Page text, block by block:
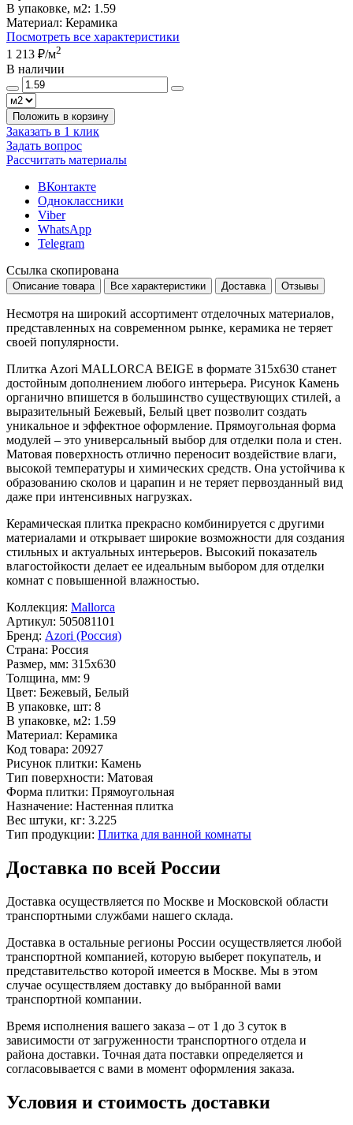
В упаковке, м2: 1.59
Материал: Керамика
Посмотреть все характеристики
1 213 ₽/м2
В наличии
Положить в корзину
Заказать в 1 клик
Задать вопрос
Рассчитать материалы
ВКонтакте
Одноклассники
Viber
WhatsApp
Telegram
Ссылка скопирована
Описание товара Все характеристики Доставка Отзывы
Несмотря на широкий ассортимент отделочных материалов,
представленных на современном рынке, керамика не теряет
своей популярности.
Плитка Azori MALLORCA BEIGE в формате 315x630 станет
достойным дополнением любого интерьера. Рисунок Камень
органично впишется в большинство существующих стилей, а
выразительный Бежевый, Белый цвет позволит создать
уникальное и эффектное оформление. Прямоугольная форма
модулей – это универсальный выбор для отделки пола и стен.
Матовая поверхность отлично переносит воздействие влаги,
высокой температуры и химических средств. Она устойчива к
образованию сколов и царапин и не теряет первозданный вид
даже при интенсивных нагрузках.
Керамическая плитка прекрасно комбинируется с другими
материалами и открывает широкие возможности для создания
стильных и актуальных интерьеров. Высокий показатель
влагостойкости делает ее идеальным выбором для отделки
комнат с повышенной влажностью.
Коллекция: Mallorca
Артикул: 505081101
Бренд: Azori (Россия)
Страна: Россия
Размер, мм: 315x630
Толщина, мм: 9
Цвет: Бежевый, Белый
В упаковке, шт: 8
В упаковке, м2: 1.59
Материал: Керамика
Код товара: 20927
Рисунок плитки: Камень
Тип поверхности: Матовая
Форма плитки: Прямоугольная
Назначение: Настенная плитка
Вес штуки, кг: 3.225
Тип продукции: Плитка для ванной комнаты
Доставка по всей России
Доставка осуществляется по Москве и Московской области
транспортными службами нашего склада.
Доставка в остальные регионы России осуществляется любой
транспортной компанией, которую выберет покупатель, и
представительство которой имеется в Москве. Мы в этом
случае осуществляем доставку до выбранной вами
транспортной компании.
Время исполнения вашего заказа – от 1 до 3 суток в
зависимости от загруженности транспортного отдела и
района доставки. Точная дата поставки определяется и
согласовывается с вами в момент оформления заказа.
Условия и стоимость доставки